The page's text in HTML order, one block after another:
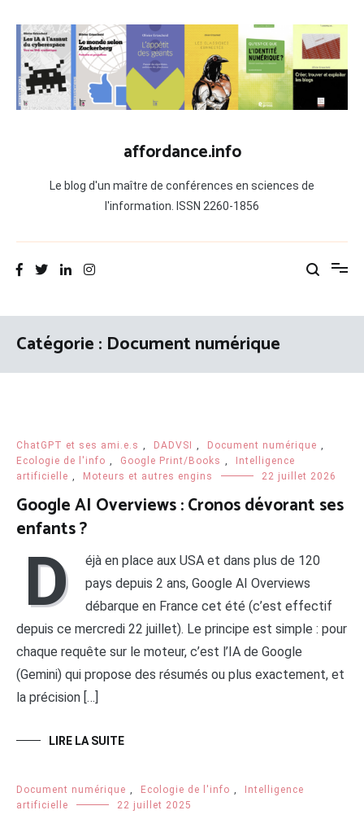
contenu
affordance.info
Le blog d'un maître de conférences en sciences de
l'information. ISSN 2260-1856
Catégorie : Document numérique
ChatGPT et ses ami.e.s DADVSI Document numérique
Ecologie de l'info
Google Print/Books
Intelligence
artificielle
Moteurs et autres engins 22 juillet 2026
Google AI Overviews : Cronos dévorant ses
enfants ?
D
éjà en place aux USA et dans plus de 120
pays depuis 2 ans, Google AI Overviews
débarque en France cet été (c’est effectif
depuis ce mercredi 22 juillet). Le principe est simple : pour
chaque requête sur le moteur, c’est l’IA de Google
(Gemini) qui propose des résumés ou plus exactement, et
la précision […]
LIRE LA SUITE
Document numérique Ecologie de l'info
Intelligence
artificielle
22 juillet 2025